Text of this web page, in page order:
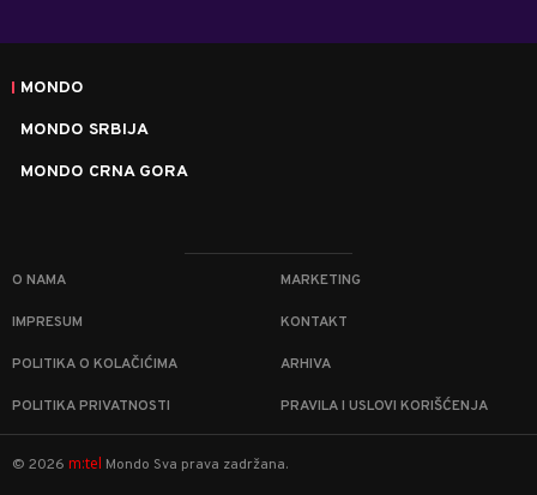
MONDO
MONDO SRBIJA
MONDO CRNA GORA
O NAMA MARKETING
IMPRESUM KONTAKT
POLITIKA O KOLAČIĆIMA ARHIVA
POLITIKA PRIVATNOSTI PRAVILA I USLOVI KORIŠĆENJA
© 2026 m:tel Mondo Sva prava zadržana.